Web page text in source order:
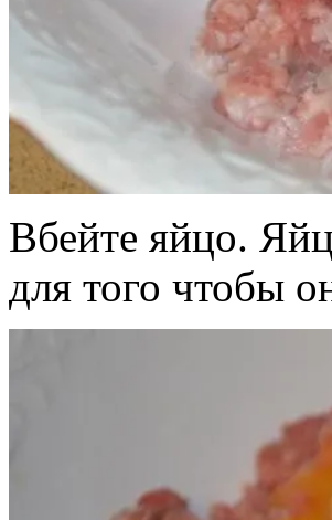
Вбейте яйцо.
для того чтобы